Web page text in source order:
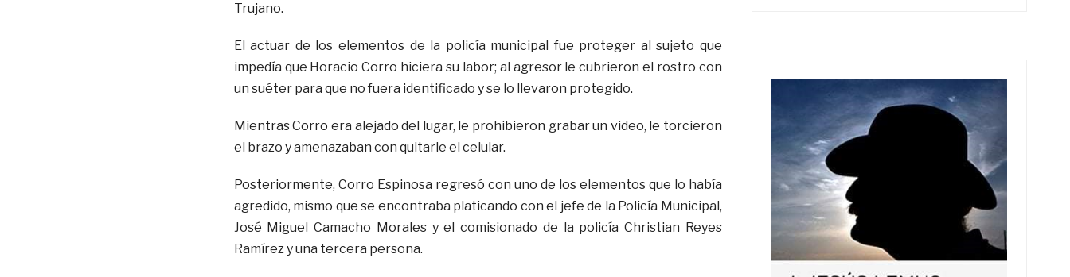
Trujano.
El actuar de los elementos de la policía municipal fue proteger al sujeto que
impedía que Horacio Corro hiciera su labor; al agresor le cubrieron el rostro con
un suéter para que no fuera identificado y se lo llevaron protegido.
Mientras Corro era alejado del lugar, le prohibieron grabar un video, le torcieron
el brazo y amenazaban con quitarle el celular.
Posteriormente, Corro Espinosa regresó con uno de los elementos que lo había
agredido, mismo que se encontraba platicando con el jefe de la Policía Municipal,
José Miguel Camacho Morales y el comisionado de la policía Christian Reyes
Ramírez y una tercera persona.